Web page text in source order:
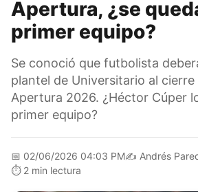
Apertura, ¿se
primer equipo?
Se conoció que futbolista
plantel de Universitario al cierre
Apertura 2026. ¿Héctor Cúper
primer equipo?
📅 02/06/2026 04:03 PM✍️ Andrés
⏱️ 2 min lectura